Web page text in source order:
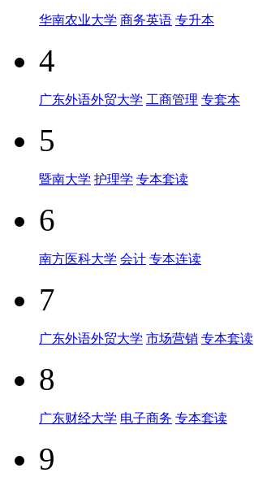
华南农业大学 商务英语 专升本
4
广东外语外贸大学 工商管理 专套本
5
暨南大学 护理学 专本套读
6
南方医科大学 会计 专本连读
7
广东外语外贸大学 市场营销 专本套读
8
广东财经大学 电子商务 专本套读
9